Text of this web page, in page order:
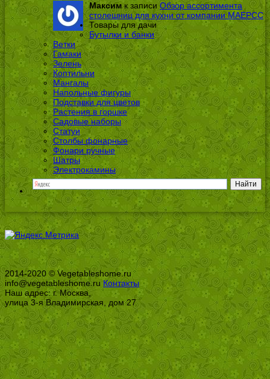
Максимк записиОбзор ассортимента
столешниц для кухни от компании МАЕРСС
Товары для дачи
Бутылки и банки
Ветки
Гамаки
Зелень
Коптильни
Мангалы
Напольные фигуры
Подставки для цветов
Растения в горшке
Садовые наборы
Статуи
Столбы фонарные
Фонари ручные
Шатры
Электрокамины
2014-2020 © Vegetableshome.ru
info@vegetableshome.ru Контакты
Наш адрес: г. Москва,
улица 3-я Владимирская, дом 27